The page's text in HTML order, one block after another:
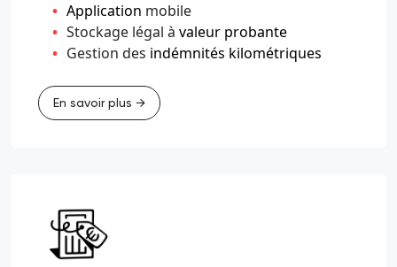
Application mobile
Stockage légal à valeur probante
Gestion des indémnités kilométriques
En savoir plus →